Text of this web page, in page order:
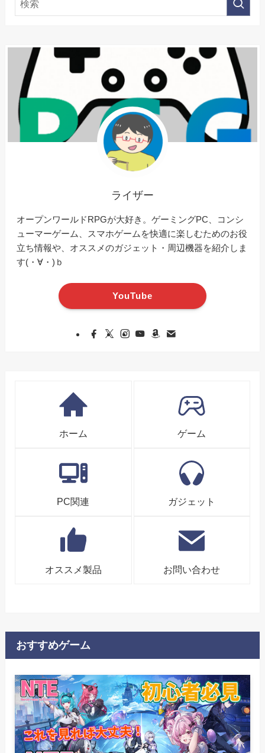
ライザー
オープンワールドRPGが大好き。ゲーミングPC、コンシ
ューマーゲーム、スマホゲームを快適に楽しむためのお役
立ち情報や、オススメのガジェット・周辺機器を紹介しま
す(・∀・)ｂ
YouTube
ホーム ゲーム
PC関連 ガジェット
オススメ製品 お問い合わせ
おすすめゲーム